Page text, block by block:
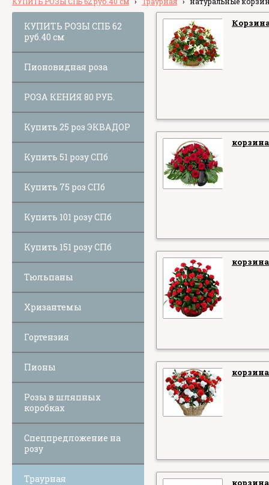
КУПИТЬ РОЗЫ СПБ 62
руб.40 см
Пионовидная роза
РОЗА КЕНИЯ 80 РУБ.
Купить 25 роз ЭКВАДОР
Купить 51 розу СПб
Купить 75 роз СПб
Купить 101 розу СПб
Купить 151 розу СПб
Тюльпаны
Хризантемы
Гортензия
Пионы
Розы в шляпных
коробках
Спецпредложение на
розу
Траурная